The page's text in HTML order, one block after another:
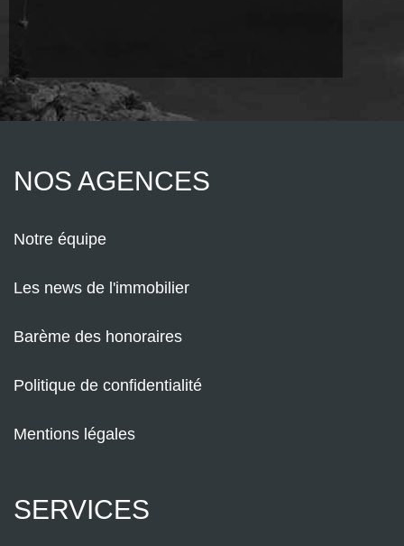
NOS AGENCES
Notre équipe
Les news de l'immobilier
Barème des honoraires
Politique de confidentialité
Mentions légales
SERVICES